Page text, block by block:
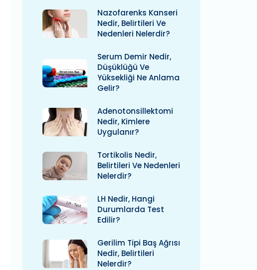
Nazofarenks Kanseri
Nedir, Belirtileri Ve
Nedenleri Nelerdir?
Serum Demir Nedir,
Düşüklüğü Ve
Yüksekliği Ne Anlama
Gelir?
Adenotonsillektomi
Nedir, Kimlere
Uygulanır?
Tortikolis Nedir,
Belirtileri Ve Nedenleri
Nelerdir?
LH Nedir, Hangi
Durumlarda Test
Edilir?
Gerilim Tipi Baş Ağrısı
Nedir, Belirtileri
Nelerdir?